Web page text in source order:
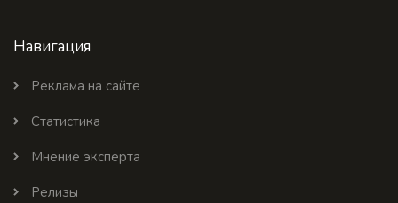
Навигация
Реклама на сайте
Статистика
Мнение эксперта
Релизы